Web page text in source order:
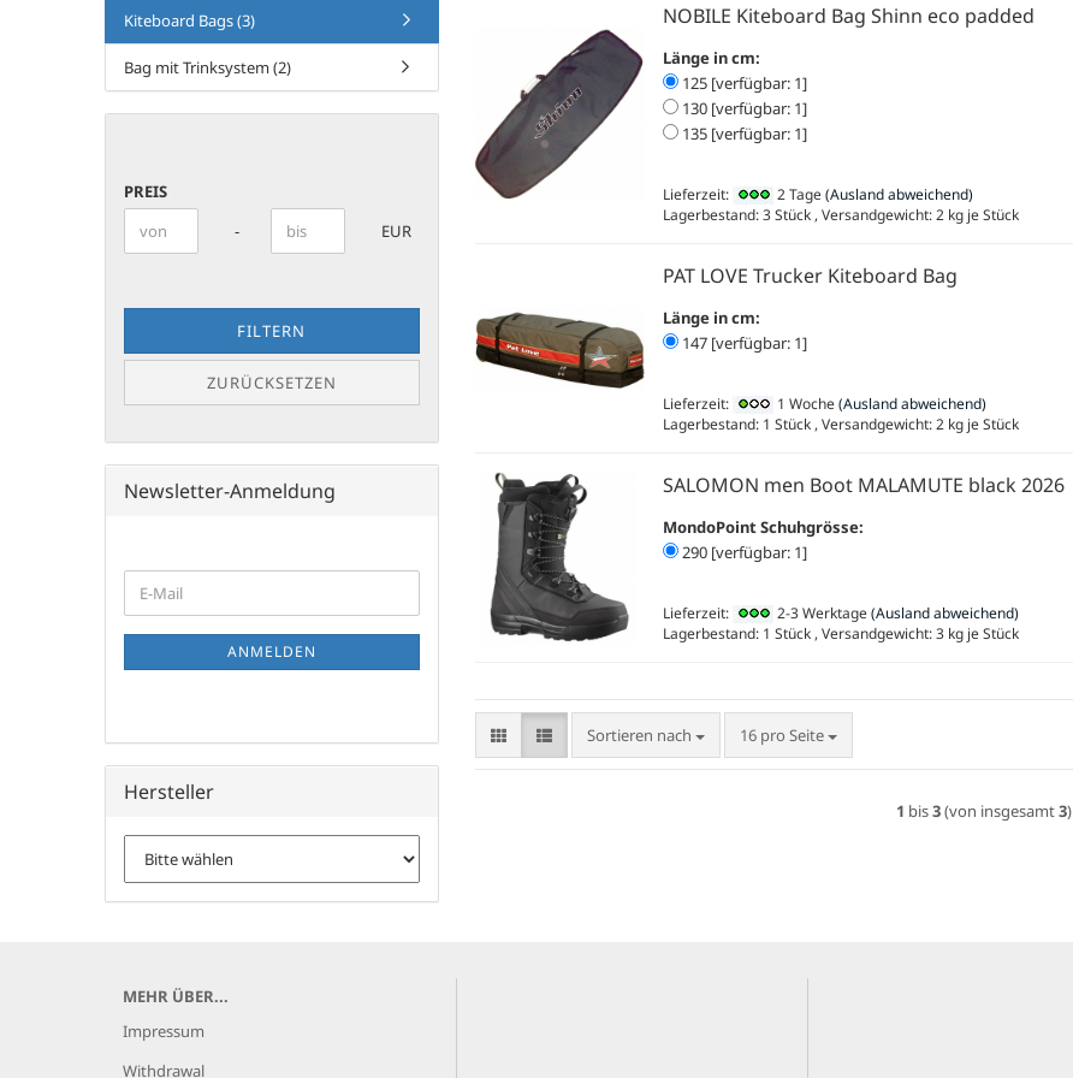
NOBILE Kiteboard Bag Shinn eco padded
Länge in cm:
125 [verfügbar: 1]
130 [verfügbar: 1]
135 [verfügbar: 1]
Lieferzeit: 2 Tage (Ausland abweichend)
Lagerbestand: 3 Stück , Versandgewicht:2kg je Stück
PAT LOVE Trucker Kiteboard Bag
Länge in cm:
147 [verfügbar: 1]
Lieferzeit: 1 Woche (Ausland abweichend)
Lagerbestand: 1 Stück , Versandgewicht:2kg je Stück
SALOMON men Boot MALAMUTE black 2026
MondoPoint Schuhgrösse:
290 [verfügbar: 1]
Lieferzeit: 2-3 Werktage (Ausland abweichend)
Lagerbestand: 1 Stück , Versandgewicht:3kg je Stück
Sortieren nach
Sortieren nach 16 pro Seite
pro Seite
1 bis3(von insgesamt3)
Kiteboard Bags (3)
Bag mit Trinksystem (2)
PREIS
Preis bis
- EUR
FILTERN
ZURÜCKSETZEN
Newsletter-Anmeldung
ZUR
NEWSLETTER-
E-
Mail
ANMELDEN
Hersteller
MEHR ÜBER...
Impressum
Withdrawal